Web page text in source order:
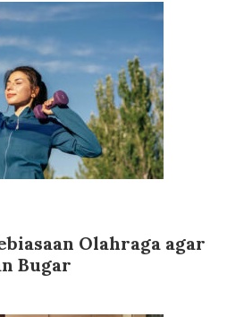
Olahraga agar
Bugar